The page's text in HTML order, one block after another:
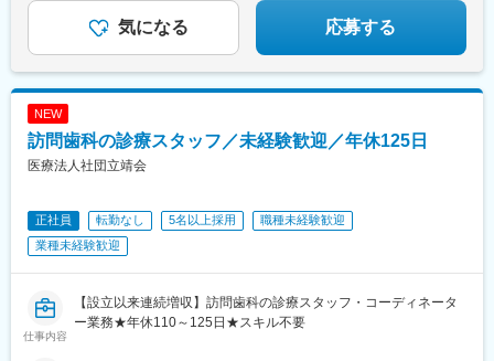
気になる 応募する
NEW
訪問歯科の診療スタッフ／未経験歓迎／年休125日
医療法人社団立靖会
正社員 転勤なし 5名以上採用
職種未経験歓迎
業種未経験歓迎
仕事内容
【設立以来連続増収】訪問歯科の診療スタッフ・コーディネータ
ー業務★年休110～125日★スキル不要